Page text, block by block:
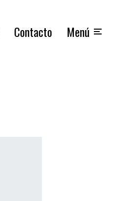
Contacto Menú